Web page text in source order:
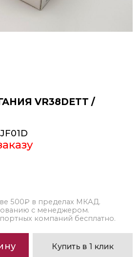
VR38DETT /
500₽ в пределах МКАД.
с менеджером.
компаний бесплатно.
Купить в 1 клик